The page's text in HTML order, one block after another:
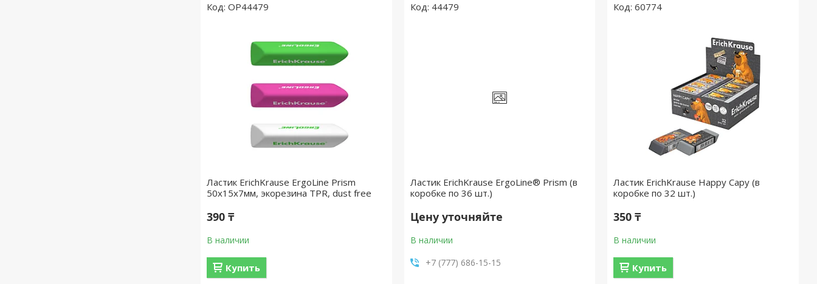
OP44479
Ластик ErichKrause ErgoLine Prism
50х15х7мм, экорезина TPR, dust free
390 ₸
В наличии
Купить
44479
Ластик ErichKrause ErgoLine® Prism (в
коробке по 36 шт.)
Цену уточняйте
В наличии
+7 (777) 686-15-15
60774
Ластик ErichKrause Happy Capy (в
коробке по 32 шт.)
350 ₸
В наличии
Купить